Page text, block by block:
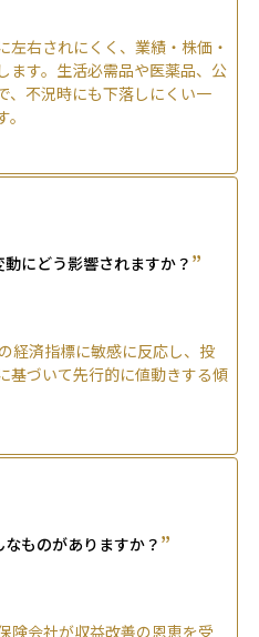
左右されにくく、業績・株価・
ます。生活必需品や医薬品、公
、不況時にも下落しにくい一
にどう影響されますか？ ”
経済指標に敏感に反応し、投
基づいて先行的に値動きする傾
ものがありますか？ ”
険会社が収益改善の恩恵を受